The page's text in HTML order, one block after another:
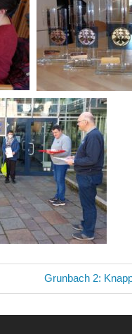
Nächster
Beitrag:
Grunbach 2: